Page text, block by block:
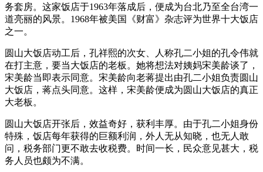
务套房。这家饭店于1963年落成后，便成为台北乃至全台湾一
道亮丽的风景。1968年被美国《财富》杂志评为世界十大饭店
之一。
圆山大饭店动工后，孔祥熙的次女、人称孔二小姐的孔令伟就
在打主意，要当大饭店的老板。她将想法对姨妈宋美龄谈了，
宋美龄当即表示同意。宋美龄向老蒋提出由孔二小姐负责圆山
大饭店，蒋点头同意。这样，宋美龄便成为圆山大饭店的真正
大老板。
圆山大饭店开张后，效益奇好，获利丰厚。由于孔二小姐身份
特殊，饭店每年获得的巨额利润，外人无从知晓，也无人敢
问，税务部门更不敢去收税费。时间一长，民众意见甚大，税
务人员也颇为不满。